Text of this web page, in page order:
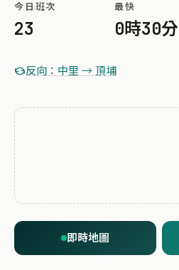
今日班次
23
最快
0時30分
反向：中里 → 頂埔
即時地圖